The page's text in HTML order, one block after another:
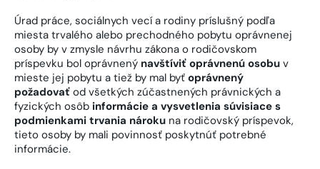
Úrad práce, sociálnych vecí a rodiny príslušný podľa
miesta trvalého alebo prechodného pobytu oprávnenej
osoby by v zmysle návrhu zákona o rodičovskom
príspevku bol oprávnený navštíviť oprávnenú osobu v
mieste jej pobytu a tiež by mal byť oprávnený
požadovať od všetkých zúčastnených právnických a
fyzických osôb informácie a vysvetlenia súvisiace s
podmienkami trvania nároku na rodičovský príspevok,
tieto osoby by mali povinnosť poskytnúť potrebné
informácie.